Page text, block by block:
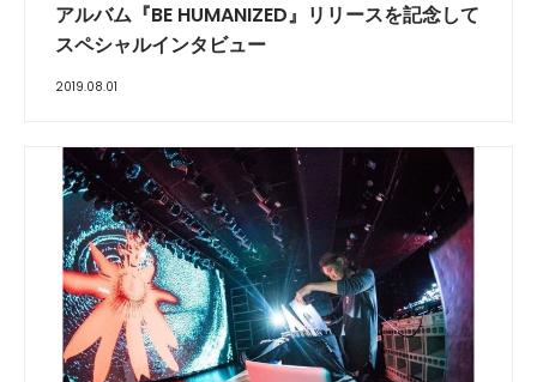
アルバム『BE HUMANIZED』リリースを記念して
スペシャルインタビュー
2019.08.01